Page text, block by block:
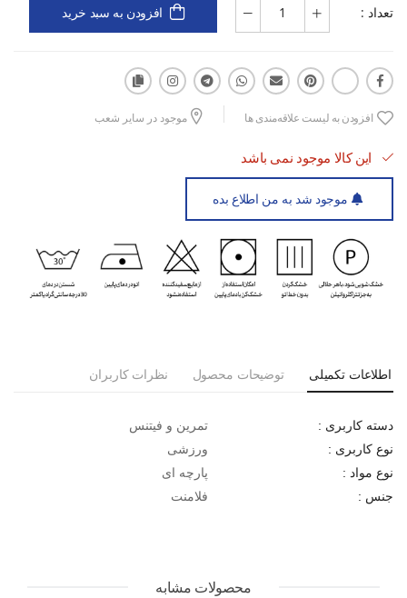
می‌توانید مدل Precision W را از فروشگاه اینترنتی اسپورتلند به صورت
راحت و زیبا کامل کنید.
تعداد : افزودن به سبد خرید
افزودن به لیست علاقه‌مندی ها موجود در سایر شعب
این کالا موجود نمی باشد
موجود شد به من اطلاع بده
اطلاعات تکمیلی توضیحات محصول نظرات کاربران
دسته کاربری : تمرین و فیتنس
نوع کاربری : ورزشی
نوع مواد : پارچه ای
جنس : فلامنت
محصولات مشابه